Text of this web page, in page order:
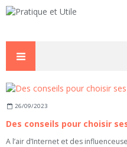
26/09/2023
Des conseils pour choisir
A l’air d’Internet et des